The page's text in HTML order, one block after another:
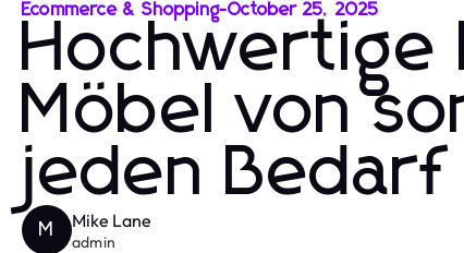
Ecommerce & Shopping-October 25, 2025
Hochwertige
Möbel von
jeden Bedarf
M Mike Lane
admin